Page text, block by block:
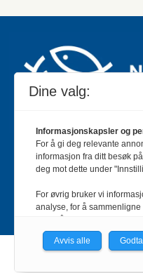
Jakt & Fiske er landets
jakt- og
Bladet er en månedlig
Jeger- og Fiskerforbund.
Dine valg:
Informasjonskapsler og
For å gi deg relevante
informasjon fra ditt besøk
deg mot dette under
For øvrig bruker vi
analyse, for å
personvernerklæring.
du få relevante annonser
Avvis alle